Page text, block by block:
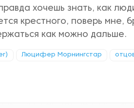
хочешь знать, как
крестного, поверь мне,
как можно дальше.
Люцифер Морнингстар